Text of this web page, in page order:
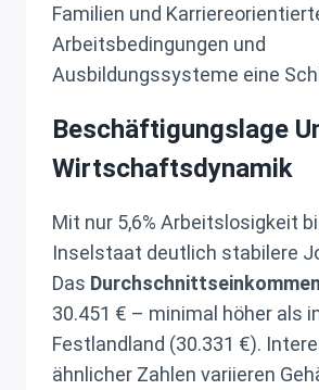
Familien und
Arbeitsbedingungen und
Ausbildungssysteme eine
Beschäftigungslage
Wirtschaftsdynamik
Mit nur 5,6% Arbeitslosigkeit
Inselstaat deutlich stabilere
Das Durchschnittseinkommen
30.451 € – minimal höher als
Festlandland (30.331 €).
ähnlicher Zahlen variieren